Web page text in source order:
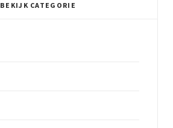
BEKIJK CATEGORIE